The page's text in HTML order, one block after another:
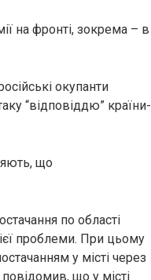
на фронті, зокрема – в
окупанти
“відповіддю” країни-
що
по області
проблеми. При цьому
у місті через
що у місті